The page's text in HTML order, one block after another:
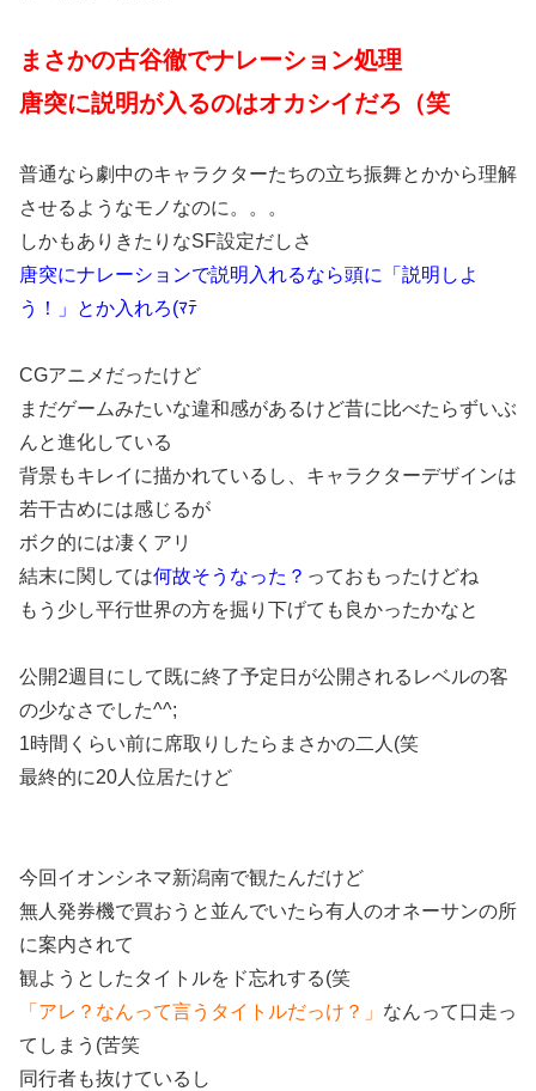
まさかの古谷徹でナレーション処理
唐突に説明が入るのはオカシイだろ（笑
普通なら劇中のキャラクターたちの立ち振舞とかから理解
させるようなモノなのに。。。
しかもありきたりなSF設定だしさ
唐突にナレーションで説明入れるなら頭に「説明しよ
う！」とか入れろ(ﾏﾃ
CGアニメだったけど
まだゲームみたいな違和感があるけど昔に比べたらずいぶ
んと進化している
背景もキレイに描かれているし、キャラクターデザインは
若干古めには感じるが
ボク的には凄くアリ
結末に関しては何故そうなった？ っておもったけどね
もう少し平行世界の方を掘り下げても良かったかなと
公開2週目にして既に終了予定日が公開されるレベルの客
の少なさでした^^;
1時間くらい前に席取りしたらまさかの二人(笑
最終的に20人位居たけど
今回イオンシネマ新潟南で観たんだけど
無人発券機で買おうと並んでいたら有人のオネーサンの所
に案内されて
観ようとしたタイトルをド忘れする(笑
「アレ？なんって言うタイトルだっけ？」 なんって口走っ
てしまう(苦笑
同行者も抜けているし